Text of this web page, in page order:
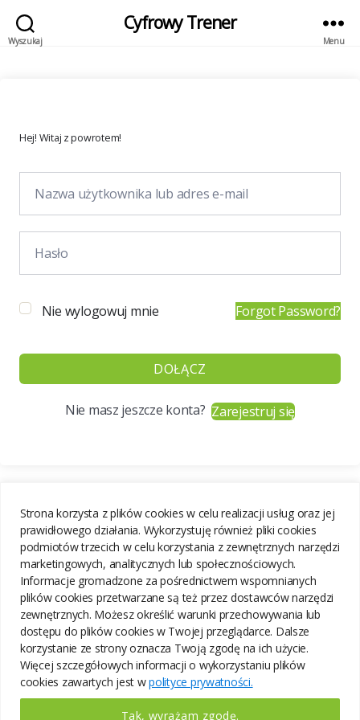
Strona korzysta z plików cookies w celu realizacji usług oraz jej
prawidłowego działania. Wykorzystuję również pliki cookies
podmiotów trzecich w celu korzystania z zewnętrznych narzędzi
marketingowych, analitycznych lub społecznościowych.
Informacje gromadzone za pośrednictwem wspomnianych
plików cookies przetwarzane są też przez dostawców narzędzi
zewnętrznych. Możesz określić warunki przechowywania lub
dostępu do plików cookies w Twojej przeglądarce. Dalsze
korzystanie ze strony oznacza Twoją zgodę na ich użycie.
Więcej szczegółowych informacji o wykorzystaniu plików
cookies zawartych jest wpolityce prywatności.
Tak, wyrażam zgodę.
Wyszukaj
Cyfrowy Trener
Menu
Hej! Witaj z powrotem!
Nie wylogowuj mnie Forgot Password?
DOŁĄCZ
Nie masz jeszcze konta?Zarejestruj się